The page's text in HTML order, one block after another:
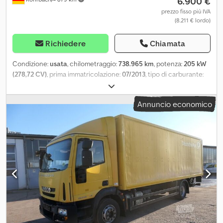
prezzo fisso più IVA
(8.211 € lordo)
Richiedere Chiamata
Condizione:usata, chilometraggio:738.965 km, potenza:205 kW
(278,72 CV), prima immatricolazione:07/2013, tipo di carburante:
, peso massimo di carico:
peso complessivo:11.990 kg, passo:4.815 mm, carburante:diesel,
colore:giallo, cabina di guida:altro, tipo di ingranaggio:
, classe di emissione:Euro 5, sospensione:
8.950 mm , lunghezza spazio di carico:
mm, larghezza vano di carico:2.450 mm
, Anno di produzione:
2013
, altezza di costruzione: 3.400 mm , Equipaggiamento:ABS,
gancio traino rimorchio, sponda idraulica
, Acquisto o permuta
di: - furgoni - carrelli elevatori - veicoli commerciali - veicoli
speciali - flotte Vastissima scelta di Iveco Daily, Volkswagen Caddy
e Volkswagen T5 di Deutsche Post. Varie: - Varie opzioni di
caricamento - servizio di registrazione - Consegna possibile in
Germania dietro pagamento di un supplemento La visita è
possibile anche senza registrazione: Lun. & Ven.: dalle 08:00 alle
Annuncio economico